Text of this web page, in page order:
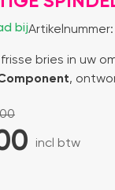
bijArtikelnummer:
bries in uw
,
incl btw